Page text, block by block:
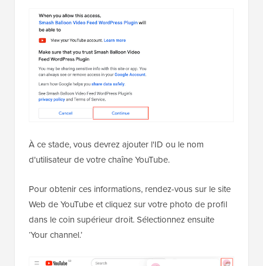
À ce stade, vous devrez ajouter l'ID ou le nom
d'utilisateur de votre chaîne YouTube.
Pour obtenir ces informations, rendez-vous sur le site
Web de YouTube et cliquez sur votre photo de profil
dans le coin supérieur droit. Sélectionnez ensuite
‘Your channel.’